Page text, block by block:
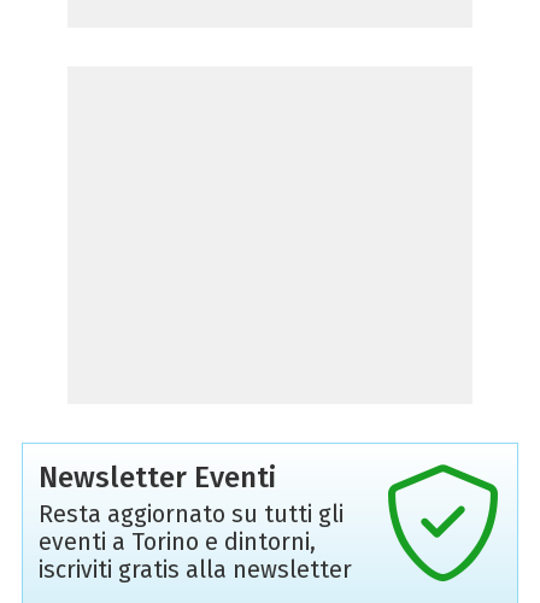
Newsletter Eventi
Resta aggiornato su tutti gli
eventi a Torino e dintorni,
iscriviti gratis alla newsletter